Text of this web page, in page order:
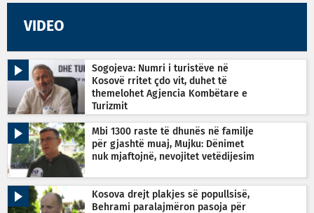
VIDEO
Sogojeva: Numri i turistëve në
Kosovë rritet çdo vit, duhet të
themelohet Agjencia Kombëtare e
Turizmit
Mbi 1300 raste të dhunës në familje
për gjashtë muaj, Mujku: Dënimet
nuk mjaftojnë, nevojitet vetëdijesim
Kosova drejt plakjes së popullsisë,
Behrami paralajmëron pasoja për